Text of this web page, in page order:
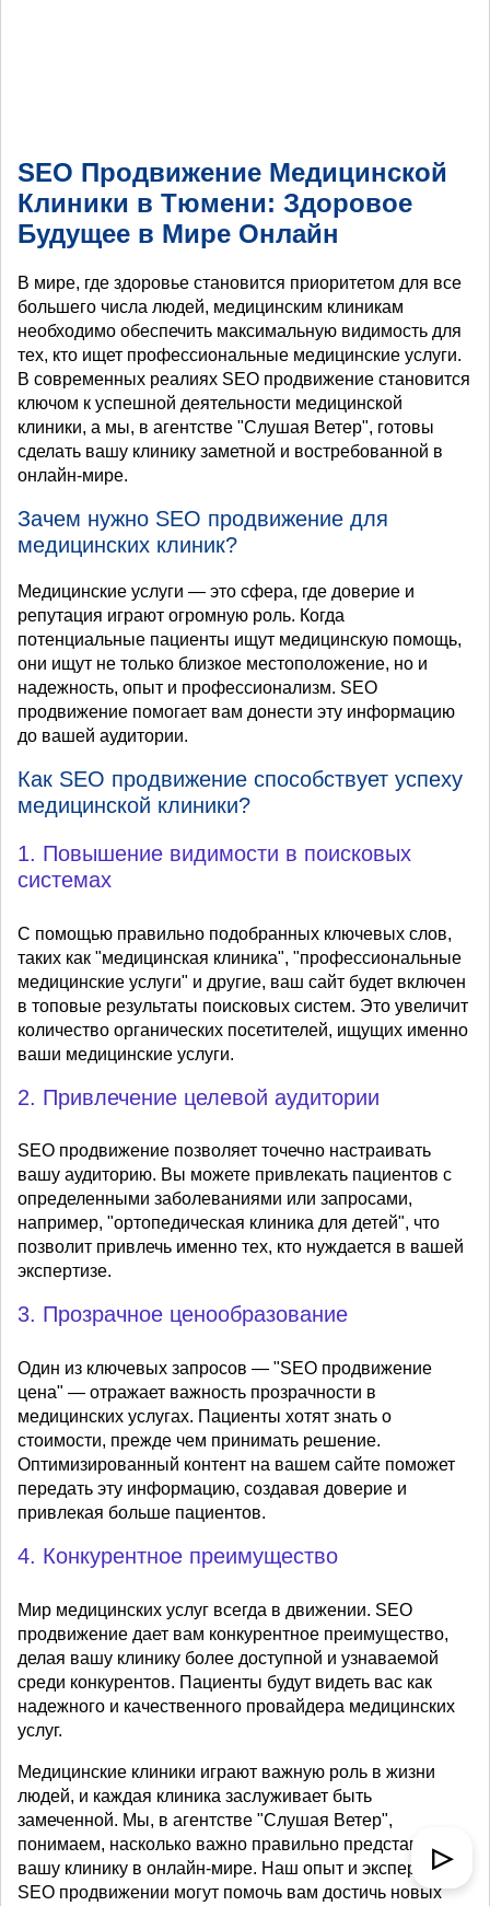
SEO Продвижение Медицинской
Клиники в Тюмени: Здоровое
Будущее в Мире Онлайн
В мире, где здоровье становится приоритетом для все
большего числа людей, медицинским клиникам
необходимо обеспечить максимальную видимость для
тех, кто ищет профессиональные медицинские услуги.
В современных реалиях SEO продвижение становится
ключом к успешной деятельности медицинской
клиники, а мы, в агентстве "Слушая Ветер", готовы
сделать вашу клинику заметной и востребованной в
онлайн-мире.
Зачем нужно SEO продвижение для
медицинских клиник?
Медицинские услуги — это сфера, где доверие и
репутация играют огромную роль. Когда
потенциальные пациенты ищут медицинскую помощь,
они ищут не только близкое местоположение, но и
надежность, опыт и профессионализм. SEO
продвижение помогает вам донести эту информацию
до вашей аудитории.
Как SEO продвижение способствует успеху
медицинской клиники?
1. Повышение видимости в поисковых
системах
С помощью правильно подобранных ключевых слов,
таких как "медицинская клиника", "профессиональные
медицинские услуги" и другие, ваш сайт будет включен
в топовые результаты поисковых систем. Это увеличит
количество органических посетителей, ищущих именно
ваши медицинские услуги.
2. Привлечение целевой аудитории
SEO продвижение позволяет точечно настраивать
вашу аудиторию. Вы можете привлекать пациентов с
определенными заболеваниями или запросами,
например, "ортопедическая клиника для детей", что
позволит привлечь именно тех, кто нуждается в вашей
экспертизе.
3. Прозрачное ценообразование
Один из ключевых запросов — "SEO продвижение
цена" — отражает важность прозрачности в
медицинских услугах. Пациенты хотят знать о
стоимости, прежде чем принимать решение.
Оптимизированный контент на вашем сайте поможет
передать эту информацию, создавая доверие и
привлекая больше пациентов.
4. Конкурентное преимущество
Мир медицинских услуг всегда в движении. SEO
продвижение дает вам конкурентное преимущество,
делая вашу клинику более доступной и узнаваемой
среди конкурентов. Пациенты будут видеть вас как
надежного и качественного провайдера медицинских
услуг.
Медицинские клиники играют важную роль в жизни
людей, и каждая клиника заслуживает быть
замеченной. Мы, в агентстве "Слушая Ветер",
понимаем, насколько важно правильно представить
вашу клинику в онлайн-мире. Наш опыт и экспертиза в
SEO продвижении могут помочь вам достичь новых
▷